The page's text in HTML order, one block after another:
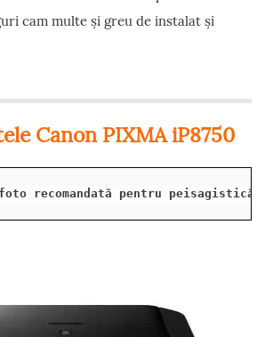
cam multe și greu de instalat și
Canon PIXMA iP8750
recomandată pentru peisagistică